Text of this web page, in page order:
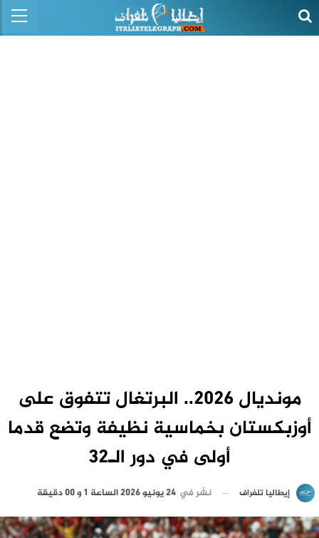
مونديال 2026.. البرتغال تتفوق على
أوزبكستان بخماسية نظيفة وتضع قدما
أولى في دور الـ32
إيطاليا تلغراف نشر في 24 يونيو 2026 الساعة 1 و 00 دقيقة